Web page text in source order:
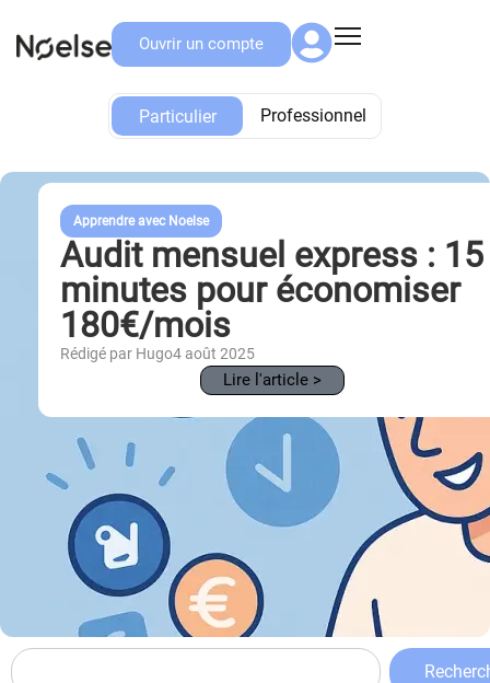
Ouvrir un compte
Particulier Professionnel
Particulier
Apprendre avec Noelse
Audit mensuel express : 15
minutes pour économiser
180€/mois
Rédigé par Hugo4 août 2025
Lire l'article >